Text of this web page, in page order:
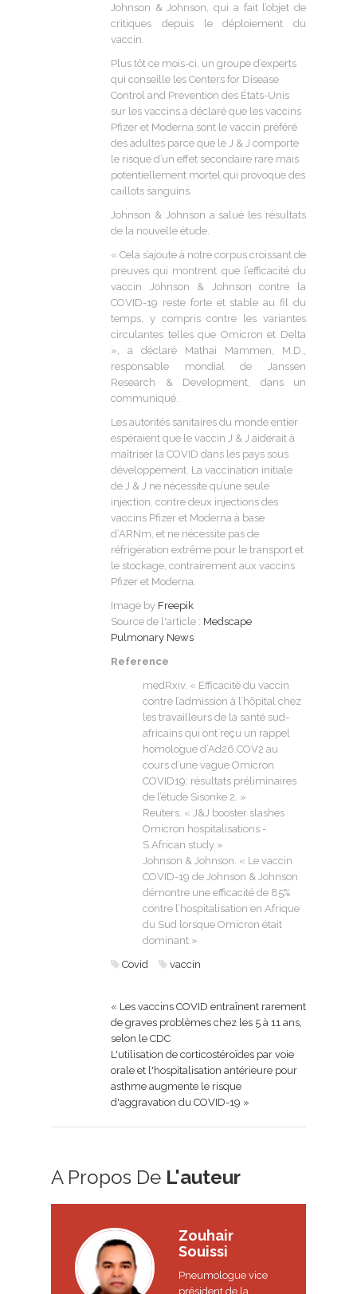
Johnson & Johnson, qui a fait l’objet de
critiques depuis le déploiement du
vaccin.
Plus tôt ce mois-ci, un groupe d’experts
qui conseille les Centers for Disease
Control and Prevention des États-Unis
sur les vaccins a déclaré que les vaccins
Pfizer et Moderna sont le vaccin préféré
des adultes parce que le J & J comporte
le risque d’un effet secondaire rare mais
potentiellement mortel qui provoque des
caillots sanguins.
Johnson & Johnson a salué les résultats
de la nouvelle étude.
« Cela s’ajoute à notre corpus croissant de
preuves qui montrent que l’efficacité du
vaccin Johnson & Johnson contre la
COVID-19 reste forte et stable au fil du
temps, y compris contre les variantes
circulantes telles que Omicron et Delta
», a déclaré Mathai Mammen, M.D.,
responsable mondial de Janssen
Research & Development, dans un
communiqué.
Les autorités sanitaires du monde entier
espéraient que le vaccin J & J aiderait à
maîtriser la COVID dans les pays sous
développement. La vaccination initiale
de J & J ne nécessite qu’une seule
injection, contre deux injections des
vaccins Pfizer et Moderna à base
d’ARNm, et ne nécessite pas de
réfrigération extrême pour le transport et
le stockage, contrairement aux vaccins
Pfizer et Moderna.
Image by Freepik
Source de l'article : Medscape
Pulmonary News
Reference
medRxiv. « Efficacité du vaccin
contre l’admission à l’hôpital chez
les travailleurs de la santé sud-
africains qui ont reçu un rappel
homologue d’Ad26.COV2 au
cours d’une vague Omicron
COVID19: résultats préliminaires
de l’étude Sisonke 2. »
Reuters. « J&J booster slashes
Omicron hospitalisations -
S.African study »
Johnson & Johnson. « Le vaccin
COVID-19 de Johnson & Johnson
démontre une efficacité de 85%
contre l’hospitalisation en Afrique
du Sud lorsque Omicron était
dominant »
Covid
vaccin
« Les vaccins COVID entraînent rarement
de graves problèmes chez les 5 à 11 ans,
selon le CDC
L'utilisation de corticostéroïdes par voie
orale et l'hospitalisation antérieure pour
asthme augmente le risque
d'aggravation du COVID-19 »
A Propos De L'auteur
Zouhair
Souissi
Pneumologue vice
président de la